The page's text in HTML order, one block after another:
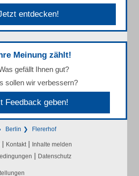
entdecken!
Meinung zählt!
gefällt Ihnen gut?
sollen wir verbessern?
Feedback geben!
Berlin Flererhof
| Kontakt | Inhalte melden
| Datenschutz